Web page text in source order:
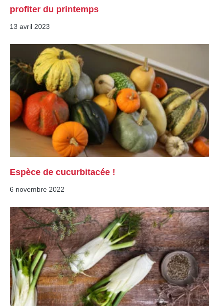
profiter du printemps
13 avril 2023
Espèce de cucurbitacée !
6 novembre 2022